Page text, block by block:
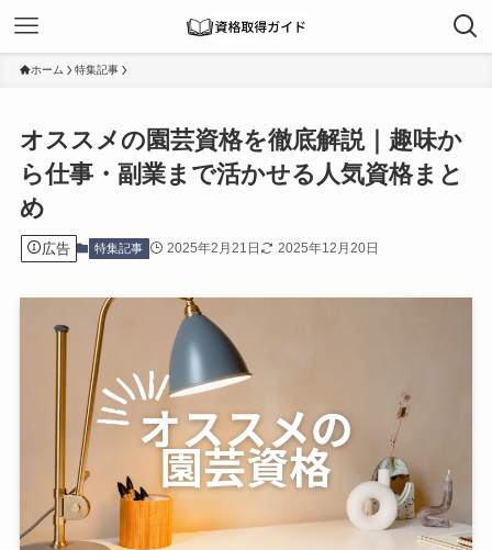
ホーム 特集記事
オススメの園芸資格を徹底解説｜趣味か
ら仕事・副業まで活かせる人気資格まと
め
広告 特集記事 2025年2月21日 2025年12月20日